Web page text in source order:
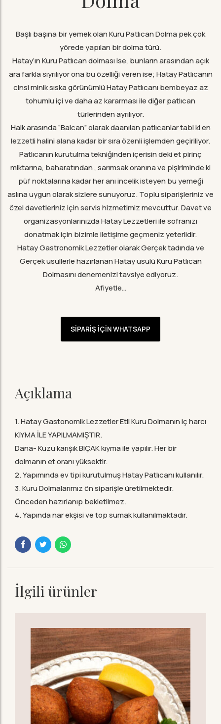
Başlı başına bir yemek olan Kuru Patlıcan Dolma pek çok
yörede yapılan bir dolma türü.
Hatay’ın Kuru Patlıcan dolması ise, bunların arasından açık
ara farkla sıyrılıyor ona bu özelliği veren ise; Hatay Patlıcanın
cinsi minik sıska görünümlü Hatay Patlıcanı bembeyaz az
tohumlu içi ve daha az kararması ile diğer patlıcan
türlerinden ayrılıyor.
Halk arasında “Balcan” olarak daanılan patlıcanlar tabi ki en
lezzetli halini alana kadar bir sıra özenli işlemden geçiriliyor.
Patlıcanın kurutulma tekniğinden içerisin deki et pirinç
miktarına, baharatından , sarımsak oranına ve pişiriminde ki
püf noktalarına kadar her anı incelik isteyen bu yemeği
aslına uygun olarak sizlere sunuyoruz. Toplu siparişleriniz ve
özel davetleriniz için servis hizmetimiz mevcuttur. Davet ve
organizasyonlarınızda Hatay Lezzetleri ile sofranızı
donatmak için bizimle iletişime geçmeniz yeterlidir.
Hatay Gastronomik Lezzetler olarak Gerçek tadında ve
Gerçek usullerle hazırlanan Hatay usulü Kuru Patlıcan
Dolmasını denemenizi tavsiye ediyoruz.
Afiyetle…
SIPARIŞ İÇIN WHATSAPP
Açıklama
1. Hatay Gastonomik Lezzetler Etli Kuru Dolmanın iç harcı
KIYMA İLE YAPILMAMIŞTIR.
Dana- Kuzu karışık BIÇAK kıyma ile yapılır. Her bir
dolmanın et oranı yüksektir.
2. Yapımında ev tipi kurutulmuş Hatay Patlıcanı kullanılır.
3. Kuru Dolmalarımız ön siparişle üretilmektedir.
Önceden hazırlanıp bekletilmez.
4. Yapında nar ekşisi ve top sumak kullanılmaktadır.
İlgili ürünler